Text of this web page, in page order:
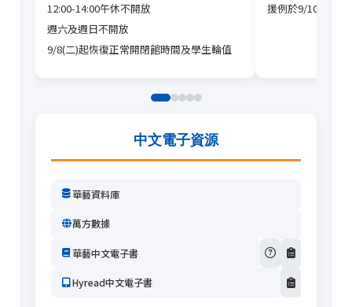
12:00-14:00午休不開放
週六及週日不開放
9/8(二)起恢復正常開閉館時間及學生輪值
援例於9/10(四)由
中文電子資源
華藝資料庫
萬方數據
華藝中文電子書
Hyread中文電子書